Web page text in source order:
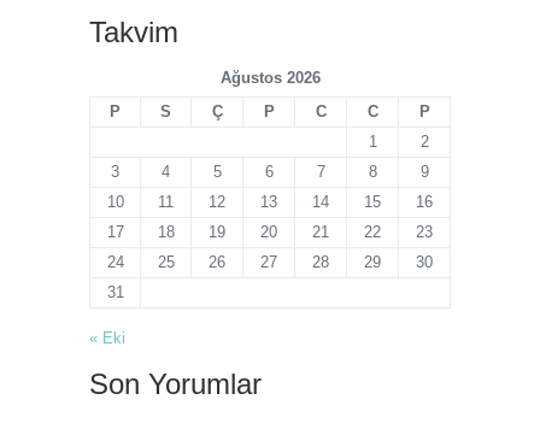
Takvim
Ağustos 2026
P
S Ç P C C
P
1
2
3
4 5 6 7 8
9
10
11 12 13 14 15
16
17
18 19 20 21 22
23
24
25 26 27 28 29
30
31
« Eki
Son Yorumlar